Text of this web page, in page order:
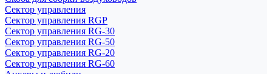
Сектор управления
Сектор управления RGP
Сектор управления RG-30
Сектор управления RG-50
Сектор управления RG-20
Сектор управления RG-60